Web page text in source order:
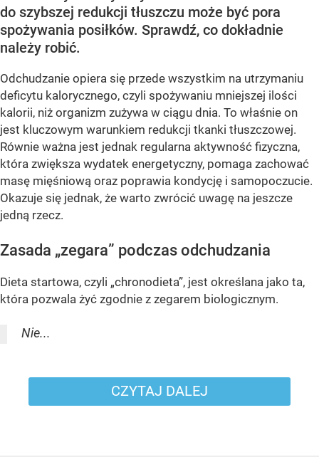
do szybszej redukcji tłuszczu może być pora
spożywania posiłków. Sprawdź, co dokładnie
należy robić.
Odchudzanie opiera się przede wszystkim na utrzymaniu
deficytu kalorycznego, czyli spożywaniu mniejszej ilości
kalorii, niż organizm zużywa w ciągu dnia. To właśnie on
jest kluczowym warunkiem redukcji tkanki tłuszczowej.
Równie ważna jest jednak regularna aktywność fizyczna,
która zwiększa wydatek energetyczny, pomaga zachować
masę mięśniową oraz poprawia kondycję i samopoczucie.
Okazuje się jednak, że warto zwrócić uwagę na jeszcze
jedną rzecz.
Zasada „zegara” podczas odchudzania
Dieta startowa, czyli „chronodieta”, jest określana jako ta,
która pozwala żyć zgodnie z zegarem biologicznym.
Nie...
CZYTAJ DALEJ